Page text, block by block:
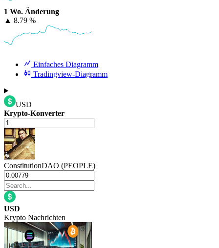
1 Wo. Änderung
▲ 8.79 %
Einfaches Diagramm
Tradingview-Diagramm
USD
Krypto-Konverter
ConstitutionDAO (PEOPLE)
USD
Krypto Nachrichten